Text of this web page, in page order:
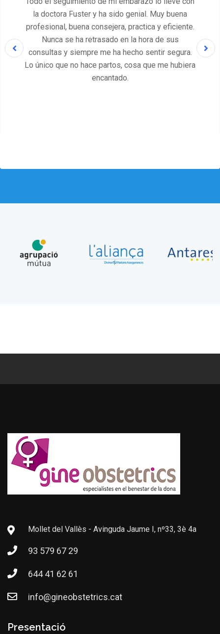
en este centro. La Dra. Sardá, puntual, profesional
y amable. La atención en recepción es eficiente y
agradable.
Mollet del Vallès - Avinguda Jaume I, nº33, 3è 4a
93 579 67 29
644 41 62 61
info@gineobstetrics.cat
Presentació